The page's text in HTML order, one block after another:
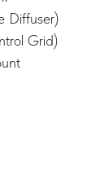
Diffuser)
Grid)